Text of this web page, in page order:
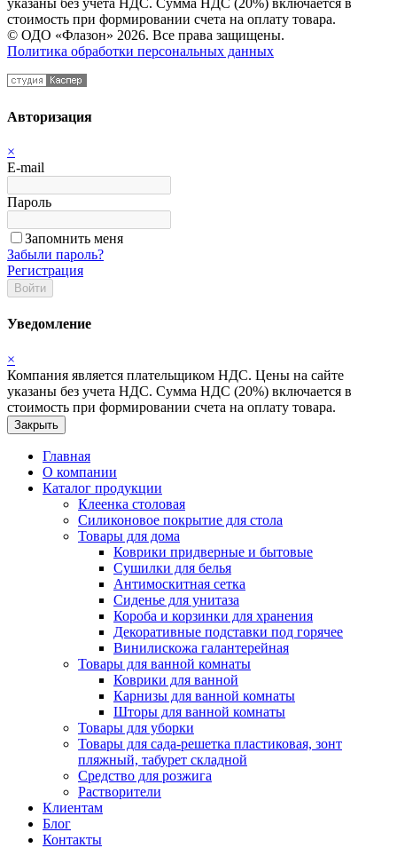
стоимость при формировании счета на оплату товара.
© ОДО «Флазон» 2026. Все права защищены.
Политика обработки персональных данных
Авторизация
×
E-mail
Пароль
Запомнить меня
Забыли пароль?
Регистрация
Войти
Уведомление
×
Компания является плательщиком НДС. Цены на сайте
указаны без учета НДС. Сумма НДС (20%) включается в
стоимость при формировании счета на оплату товара.
Закрыть
Главная
О компании
Каталог продукции
Клеенка столовая
Силиконовое покрытие для стола
Товары для дома
Коврики придверные и бытовые
Сушилки для белья
Антимоскитная сетка
Сиденье для унитаза
Короба и корзинки для хранения
Декоративные подставки под горячее
Винилискожа галантерейная
Товары для ванной комнаты
Коврики для ванной
Карнизы для ванной комнаты
Шторы для ванной комнаты
Товары для уборки
Товары для сада-решетка пластиковая, зонт
пляжный, табурет складной
Средство для розжига
Растворители
Клиентам
Блог
Контакты